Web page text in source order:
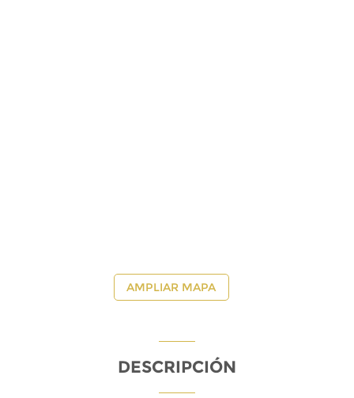
AMPLIAR MAPA
DESCRIPCIÓN